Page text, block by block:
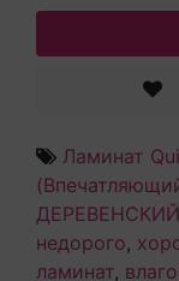
Ламинат
ДЕРЕВЕНСКИЙ
недорого,
ламинат,